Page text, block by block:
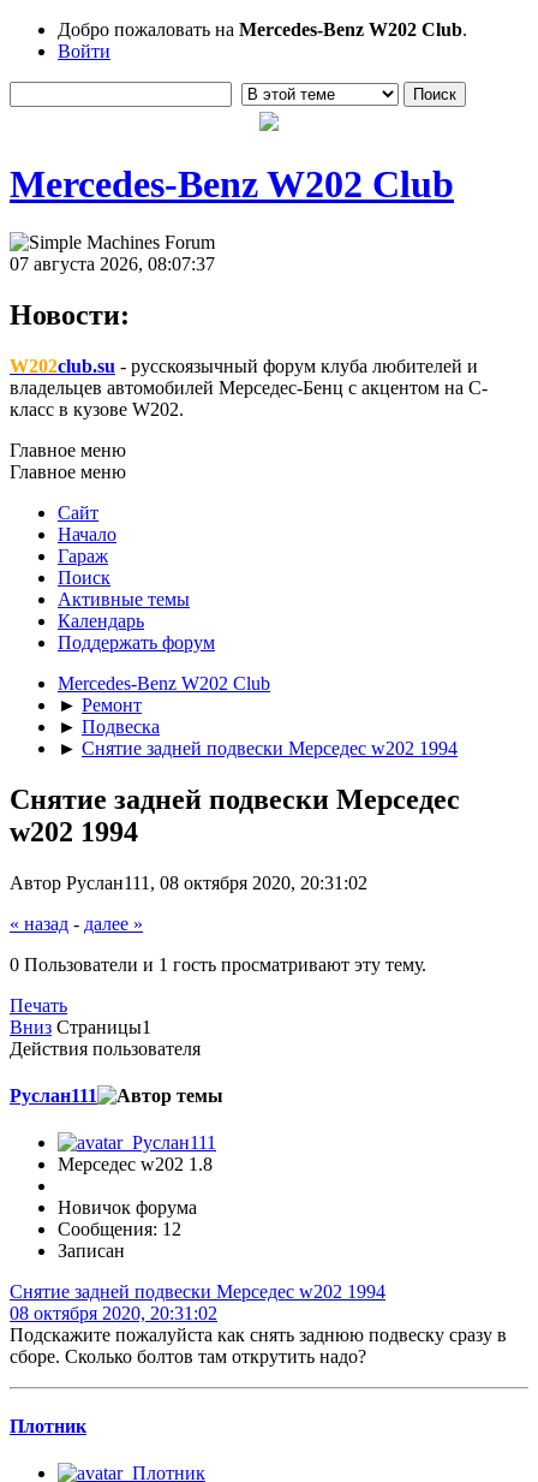
Добро пожаловать на Mercedes-Benz W202 Club.
Войти
Mercedes-Benz W202 Club
07 августа 2026, 08:07:37
Новости:
W202club.su - русскоязычный форум клуба любителей и
владельцев автомобилей Мерседес-Бенц с акцентом на C-
класс в кузове W202.
Главное меню
Главное меню
Сайт
Начало
Гараж
Поиск
Активные темы
Календарь
Поддержать форум
Mercedes-Benz W202 Club
► Ремонт
► Подвеска
► Снятие задней подвески Мерседес w202 1994
Снятие задней подвески Мерседес
w202 1994
Автор Руслан111, 08 октября 2020, 20:31:02
« назад - далее »
0 Пользователи и 1 гость просматривают эту тему.
Печать
Вниз Страницы1
Действия пользователя
Руслан111
Мерседес w202 1.8
Новичок форума
Сообщения: 12
Записан
Снятие задней подвески Мерседес w202 1994
08 октября 2020, 20:31:02
Подскажите пожалуйста как снять заднюю подвеску сразу в
сборе. Сколько болтов там открутить надо?
Плотник